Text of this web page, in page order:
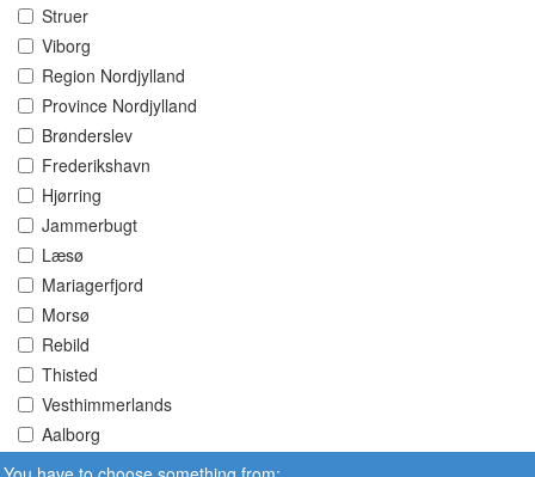
Struer
Viborg
Region Nordjylland
Province Nordjylland
Brønderslev
Frederikshavn
Hjørring
Jammerbugt
Læsø
Mariagerfjord
Morsø
Rebild
Thisted
Vesthimmerlands
Aalborg